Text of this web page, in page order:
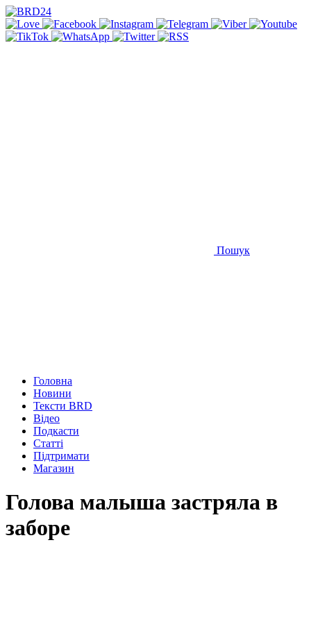
Пошук
Головна
Новини
Тексти BRD
Відео
Подкасти
Статті
Підтримати
Магазин
Голова малыша застряла в
заборе